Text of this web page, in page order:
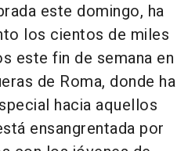
este domingo, ha
los cientos de miles
este fin de semana en
de Roma, donde ha
hacia aquellos
ensangrentada por